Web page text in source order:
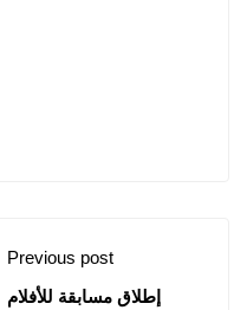
Previous post
إطلاق مسابقة للأفلام